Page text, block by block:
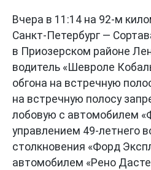
Вчера в 11:14 на 92-м
Санкт-Петербург —
в Приозерском районе
водитель «Шевроле
обгона на встречную
на встречную полосу
лобовую с автомобилем
управлением 49-летнего
столкновения «Форд
автомобилем «Рено